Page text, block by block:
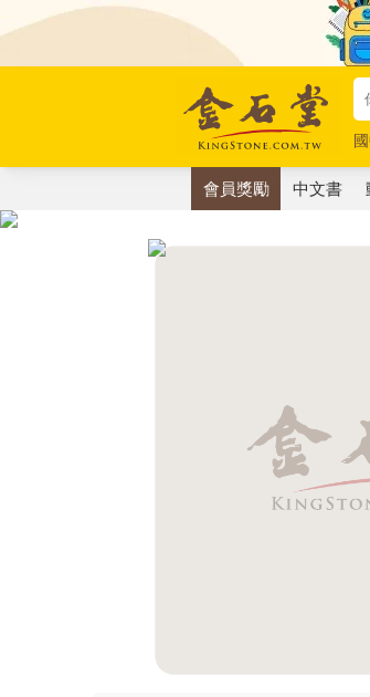
會員獎勵 中文書